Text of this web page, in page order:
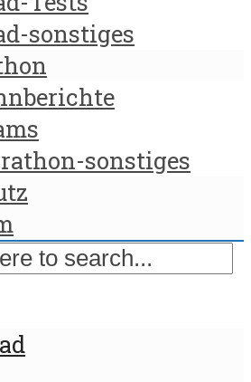
sonstiges
sonstiges